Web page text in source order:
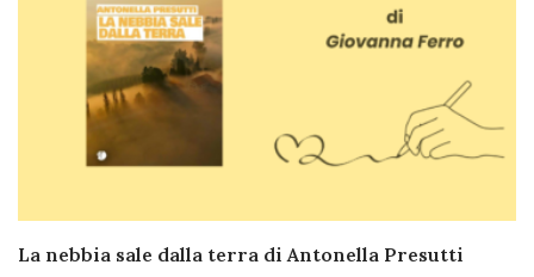
La nebbia sale dalla terra di Antonella Presutti